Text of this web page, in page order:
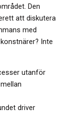
Den
att diskutera
med
Inte
utanför
driver